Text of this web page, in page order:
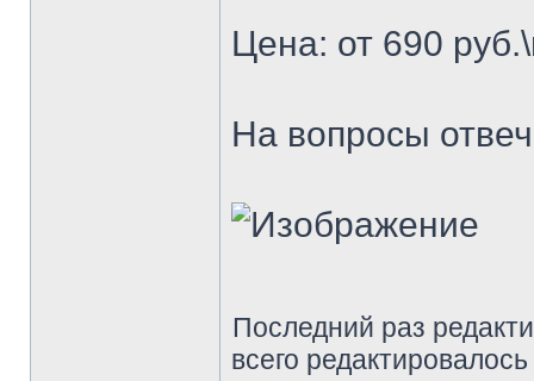
Цена: от 690
На вопросы
Последний раз
всего